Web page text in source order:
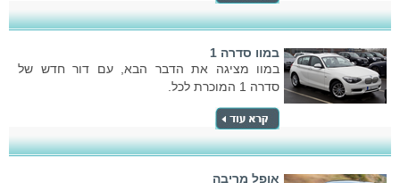
במוו סדרה 1
במוו מציגה את הדבר הבא, עם דור חדש של
סדרה 1 המוכרת לכל.
אופל מריבה